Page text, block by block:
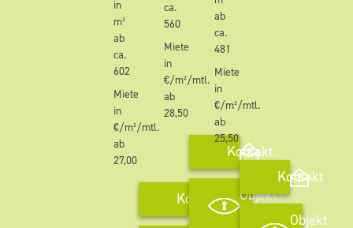
in
m²
ab
ca.
602
Miete
in
€/m²/mtl.
ab
27,00
Kontakt
ca.
560
Miete
in
€/m²/mtl.
ab
28,50
Kontakt
Objekt
anschauen
ab
ca.
481
Miete
in
€/m²/mtl.
ab
25,50
Kontakt
Objekt